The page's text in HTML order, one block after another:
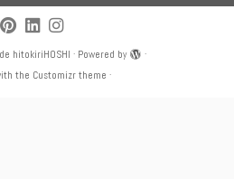
hitokiriHOSHI · Powered by
·
the Customizr theme ·